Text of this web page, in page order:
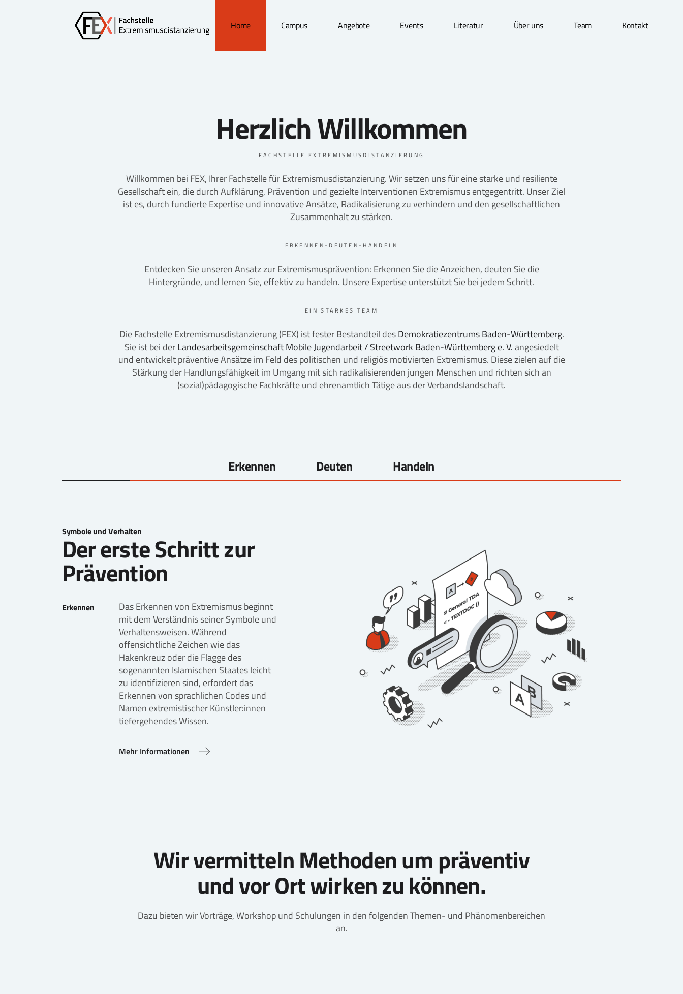
Home Campus Angebote Events Literatur Über uns Team Kontakt
Herzlich Willkommen
FACHSTELLE EXTREMISMUSDISTANZIERUNG
Willkommen bei FEX, Ihrer Fachstelle für Extremismusdistanzierung. Wir setzen uns für eine starke und resiliente
Gesellschaft ein, die durch Aufklärung, Prävention und gezielte Interventionen Extremismus entgegentritt. Unser Ziel
ist es, durch fundierte Expertise und innovative Ansätze, Radikalisierung zu verhindern und den gesellschaftlichen
Zusammenhalt zu stärken.
ERKENNEN-DEUTEN-HANDELN
Entdecken Sie unseren Ansatz zur Extremismusprävention: Erkennen Sie die Anzeichen, deuten Sie die
Hintergründe, und lernen Sie, effektiv zu handeln. Unsere Expertise unterstützt Sie bei jedem Schritt.
EIN STARKES TEAM
Die Fachstelle Extremismusdistanzierung (FEX) ist fester Bestandteil desDemokratiezentrums Baden-Württemberg.
Sie ist bei derLandesarbeitsgemeinschaft Mobile Jugendarbeit / Streetwork Baden-Württemberg e. V.angesiedelt
und entwickelt präventive Ansätze im Feld des politischen und religiös motivierten Extremismus. Diese zielen auf die
Stärkung der Handlungsfähigkeit im Umgang mit sich radikalisierenden jungen Menschen und richten sich an
(sozial)pädagogische Fachkräfte und ehrenamtlich Tätige aus der Verbandslandschaft.
Erkennen Deuten Handeln
Symbole und Verhalten
Der erste Schritt zur
Prävention
Erkennen
Das Erkennen von Extremismus beginnt
mit dem Verständnis seiner Symbole und
Verhaltensweisen. Während
offensichtliche Zeichen wie das
Hakenkreuz oder die Flagge des
sogenannten Islamischen Staates leicht
zu identifizieren sind, erfordert das
Erkennen von sprachlichen Codes und
Namen extremistischer Künstler:innen
tiefergehendes Wissen.
Mehr Informationen
Wir vermitteln Methoden um präventiv
und vor Ort wirken zu können.
Dazu bieten wir Vorträge, Workshop und Schulungen in den folgenden Themen- und Phänomenbereichen
an.